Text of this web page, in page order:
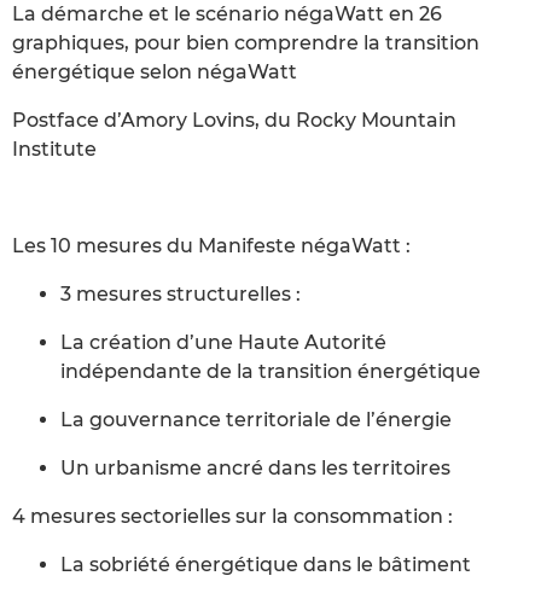
La démarche et le scénario négaWatt en 26
graphiques, pour bien comprendre la transition
énergétique selon négaWatt
Postface d’Amory Lovins, du Rocky Mountain
Institute
Les 10 mesures du Manifeste négaWatt :
3 mesures structurelles :
La création d’une Haute Autorité
indépendante de la transition énergétique
La gouvernance territoriale de l’énergie
Un urbanisme ancré dans les territoires
4 mesures sectorielles sur la consommation :
La sobriété énergétique dans le bâtiment